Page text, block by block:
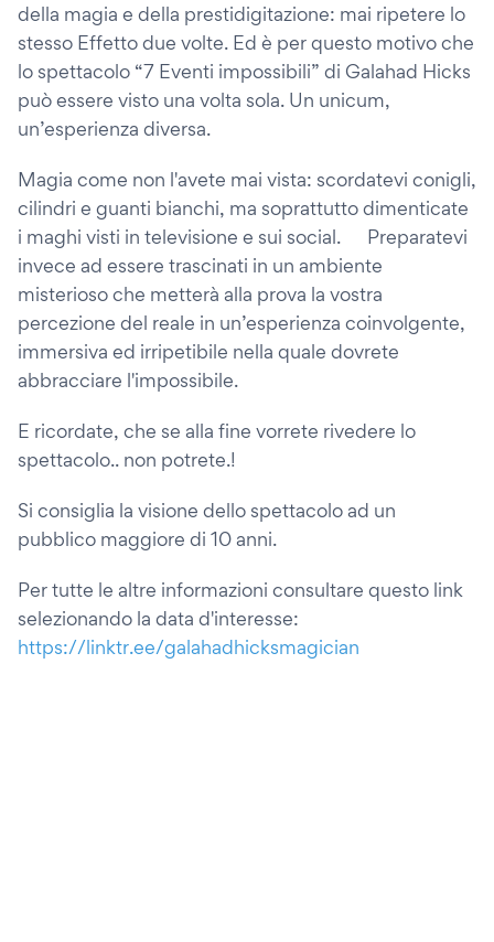
della magia e della prestidigitazione: mai ripetere lo
stesso Effetto due volte. Ed è per questo motivo che
lo spettacolo “7 Eventi impossibili” di Galahad Hicks
può essere visto una volta sola. Un unicum,
un’esperienza diversa.
Magia come non l'avete mai vista: scordatevi conigli,
cilindri e guanti bianchi, ma soprattutto dimenticate
i maghi visti in televisione e sui social. Preparatevi
invece ad essere trascinati in un ambiente
misterioso che metterà alla prova la vostra
percezione del reale in un’esperienza coinvolgente,
immersiva ed irripetibile nella quale dovrete
abbracciare l'impossibile.
E ricordate, che se alla fine vorrete rivedere lo
spettacolo.. non potrete.!
Si consiglia la visione dello spettacolo ad un
pubblico maggiore di 10 anni.
Per tutte le altre informazioni consultare questo link
selezionando la data d'interesse:
https://linktr.ee/galahadhicksmagician